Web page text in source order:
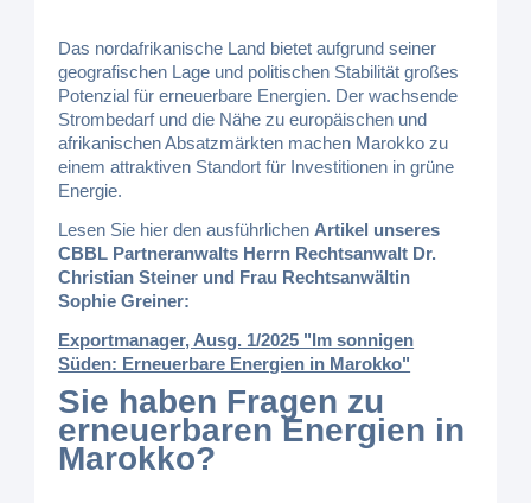
Das nordafrikanische Land bietet aufgrund seiner
geografischen Lage und politischen Stabilität großes
Potenzial für erneuerbare Energien. Der wachsende
Strombedarf und die Nähe zu europäischen und
afrikanischen Absatzmärkten machen Marokko zu
einem attraktiven Standort für Investitionen in grüne
Energie.
Lesen Sie hier den ausführlichen Artikel unseres
CBBL Partneranwalts Herrn Rechtsanwalt Dr.
Christian Steiner und Frau Rechtsanwältin
Sophie Greiner:
Exportmanager, Ausg. 1/2025 "Im sonnigen
Süden: Erneuerbare Energien in Marokko"
Sie haben Fragen zu
erneuerbaren Energien in
Marokko?